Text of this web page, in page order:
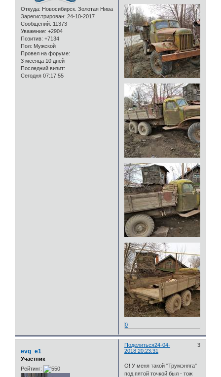
Откуда: Новосибирск. Золотая Нива
Зарегистрирован: 24-10-2017
Сообщений: 11373
Уважение: +2904
Позитив: +7134
Пол: Мужской
Провел на форуме:
3 месяца 10 дней
Последний визит:
Сегодня 07:17:55
0
Поделиться 3
24-04-
2018 20:23:31
evg_e1
Участник
Рейтинг:
О! У меня такой "Трумэняга"
под пятой точкой был - тож